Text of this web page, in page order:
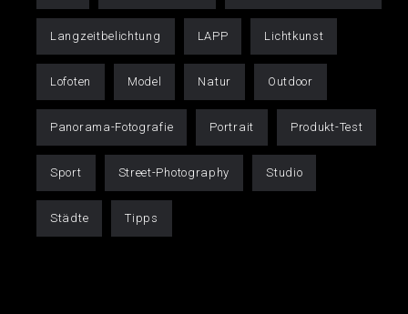
Langzeitbelichtung LAPP Lichtkunst
Lofoten Model Natur Outdoor
Panorama-Fotografie Portrait Produkt-Test
Sport Street-Photography Studio
Städte Tipps